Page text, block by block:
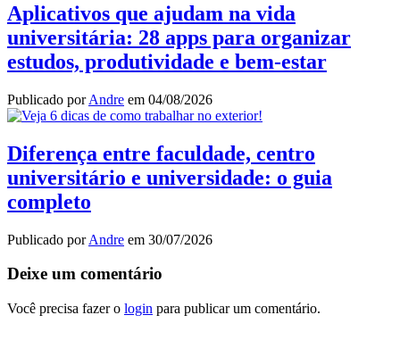
Aplicativos que ajudam na vida
universitária: 28 apps para organizar
estudos, produtividade e bem-estar
Publicado porAndre em 04/08/2026
Diferença entre faculdade, centro
universitário e universidade: o guia
completo
Publicado porAndre em 30/07/2026
Deixe um comentário
Você precisa fazer o login para publicar um comentário.